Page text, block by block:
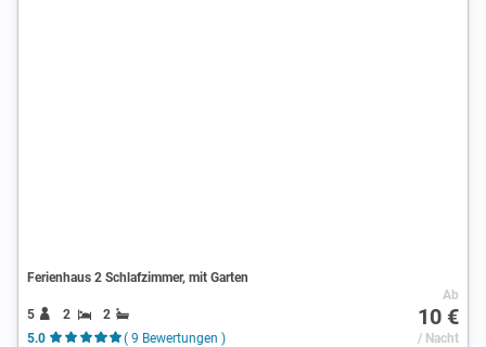
Ferienhaus 2 Schlafzimmer, mit Garten
5 2
2
5.0
( 9 Bewertungen )
Ab
10 €
/ Nacht